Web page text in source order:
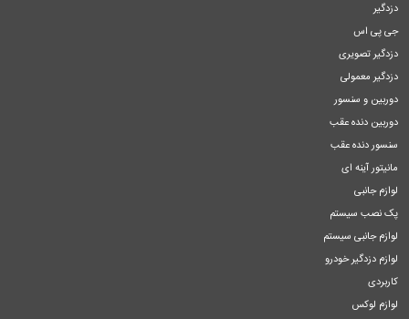
دزدگیر
جی پی اس
دزدگیر تصویری
دزدگیر معمولی
دوربین و سنسور
دوربین دنده عقب
سنسور دنده عقب
مانیتور آینه ای
لوازم جانبی
پک نصب سیستم
لوازم جانبی سیستم
لوازم دزدگیر خودرو
کاربردی
لوازم لوکس